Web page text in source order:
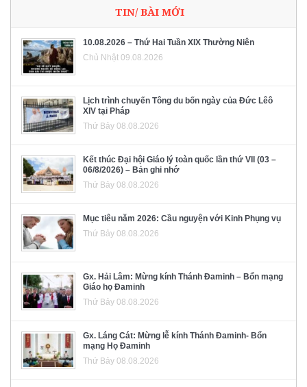
TIN/ BÀI MỚI
10.08.2026 – Thứ Hai Tuần XIX Thường Niên
Chủ Nhật 09.08.2026
Lịch trình chuyến Tông du bốn ngày của Đức Lêô
XIV tại Pháp
Thứ Bảy 08.08.2026
Kết thúc Đại hội Giáo lý toàn quốc lần thứ VII (03 –
06/8/2026) – Bản ghi nhớ
Thứ Bảy 08.08.2026
Mục tiêu năm 2026: Cầu nguyện với Kinh Phụng vụ
Thứ Bảy 08.08.2026
Gx. Hải Lâm: Mừng kính Thánh Đaminh – Bổn mạng
Giáo họ Đaminh
Thứ Bảy 08.08.2026
Gx. Láng Cát: Mừng lễ kính Thánh Đaminh- Bổn
mạng Họ Đaminh
Thứ Bảy 08.08.2026